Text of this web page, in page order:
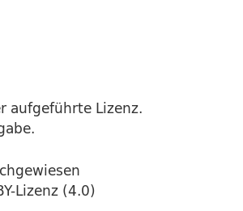
aufgeführte Lizenz.
Lizenz (4.0)